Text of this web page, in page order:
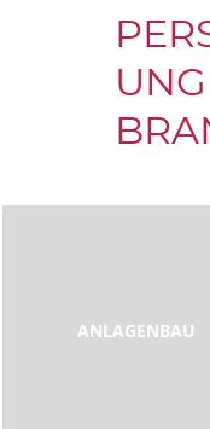
ANLAGENBAU